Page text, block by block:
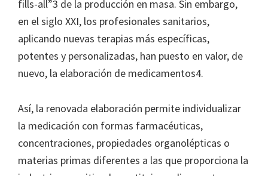
fills-all”3 de la producción en masa. Sin embargo,
en el siglo XXI, los profesionales sanitarios,
aplicando nuevas terapias más específicas,
potentes y personalizadas, han puesto en valor, de
nuevo, la elaboración de medicamentos4.
Así, la renovada elaboración permite individualizar
la medicación con formas farmacéuticas,
concentraciones, propiedades organolépticas o
materias primas diferentes a las que proporciona la